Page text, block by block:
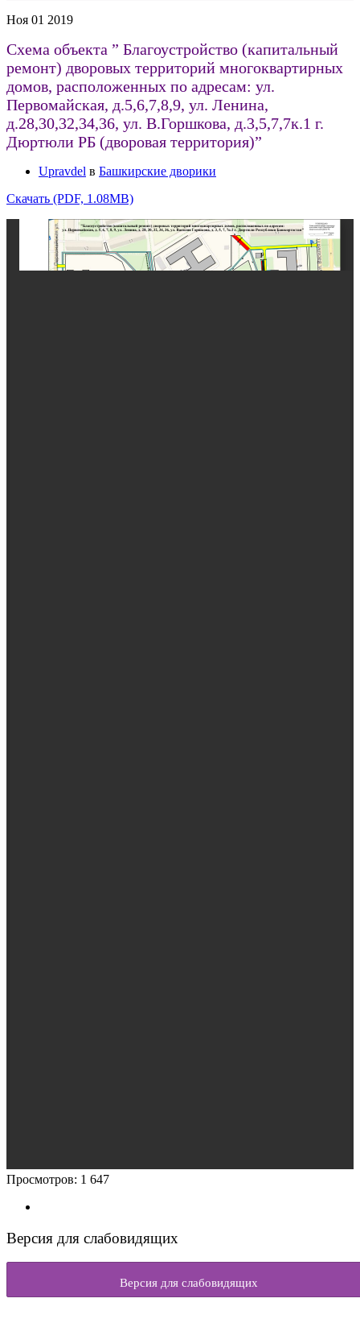
Ноя 01 2019
Схема объекта ” Благоустройство (капитальный
ремонт) дворовых территорий многоквартирных
домов, расположенных по адресам: ул.
Первомайская, д.5,6,7,8,9, ул. Ленина,
д.28,30,32,34,36, ул. В.Горшкова, д.3,5,7,7к.1 г.
Дюртюли РБ (дворовая территория)”
Upravdel в Башкирские дворики
Скачать (PDF, 1.08MB)
Просмотров: 1 647
Версия для слабовидящих
Версия для слабовидящих